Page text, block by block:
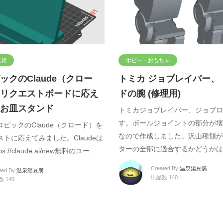
貨
クのClaude（クロー
クエストボードに応え
皿スタンド
ピックのClaude（クロード）を
トに応えてみました。Claudeは
claude.ai/new無料のユー…
By 温泉湯豆腐
140
ホビー・おもちゃ
トミカ ジョブレイバー
ドの腕 (修理用)
トミカジョブレイバー、ジョブ
す。ボールジョイントの部分が
なので作成しました。沢山種類
ターの全部に適合するかどうか
Created By 温泉湯豆腐
出品数 140